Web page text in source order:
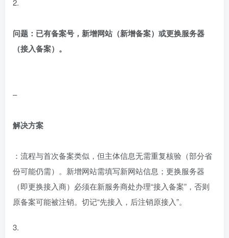
2.
问题：已有备案号，新增网站（新增备案）或更换服务器
（接入备案）。
–
解决方案
：流程与首次备案类似，但主体信息无需重复核验（部分省
份可能仍需）。新增网站需填写新网站信息；更换服务器
（即更换接入商）必须在新服务商处办理“接入备案”，否则
原备案可能被注销。切记“先接入，后注销原接入”。
3.